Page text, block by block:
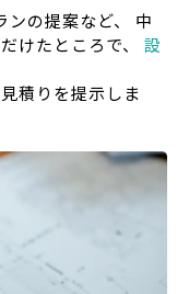
ンの提案など、 中
けたところで、 設
積りを提示しま